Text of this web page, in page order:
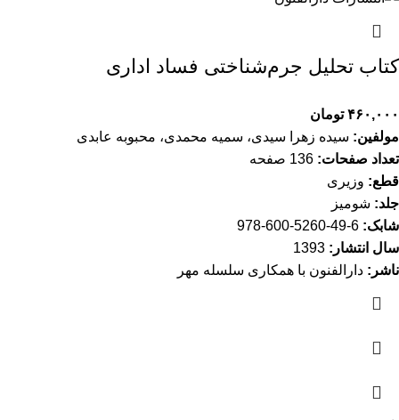
کتاب تحلیل جرم‌شناختی فساد اداری
۴۶۰,۰۰۰ تومان
مولفین: سیده زهرا سیدی، سمیه محمدی، محبوبه عابدی
تعداد صفحات:
قطع: وزیری
جلد: شومیز
شابک:
سال انتشار:
ناشر: دارالفنون با همکاری سلسله مهر